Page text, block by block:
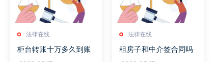
法律在线
柜台转账十万多久到账
法律在线
租房子和中介签合同吗